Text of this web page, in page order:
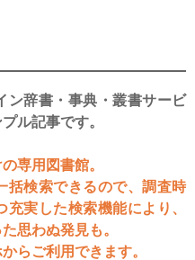
ン辞書・事典・叢書サービ
ル記事です。
専用図書館。
括検索できるので、調査時
実した検索機能により、
思わぬ発見も。
らご利用できます。